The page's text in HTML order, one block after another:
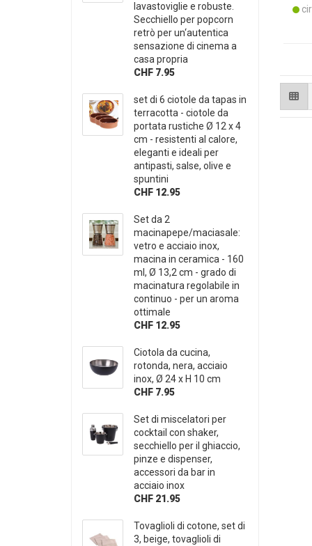
lavastoviglie e robuste.
Secchiello per popcorn
retrò per un‘autentica
sensazione di cinema a
casa propria
CHF 7.95
set di 6 ciotole da tapas in
terracotta - ciotole da
portata rustiche Ø 12 x 4
cm - resistenti al calore,
eleganti e ideali per
antipasti, salse, olive e
spuntini
CHF 12.95
Set da 2
macinapepe/maciasale:
vetro e acciaio inox,
macina in ceramica - 160
ml, Ø 13,2 cm - grado di
macinatura regolabile in
continuo - per un aroma
ottimale
CHF 12.95
Ciotola da cucina,
rotonda, nera, acciaio
inox, Ø 24 x H 10 cm
CHF 7.95
Set di miscelatori per
cocktail con shaker,
secchiello per il ghiaccio,
pinze e dispenser,
accessori da bar in
acciaio inox
CHF 21.95
Tovaglioli di cotone, set di
3, beige, tovaglioli di